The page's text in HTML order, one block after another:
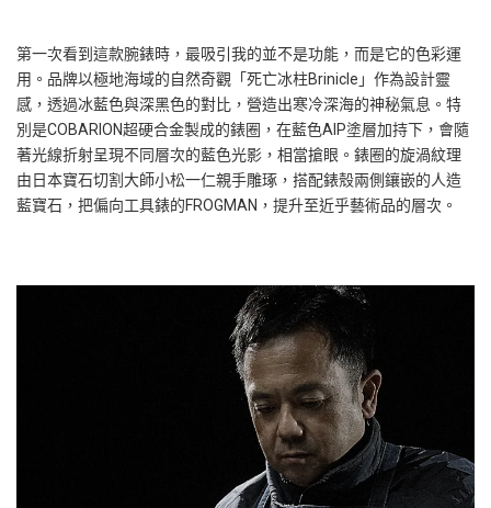
第一次看到這款腕錶時，最吸引我的並不是功能，而是它的色彩運
用。品牌以極地海域的自然奇觀「死亡冰柱Brinicle」作為設計靈
感，透過冰藍色與深黑色的對比，營造出寒冷深海的神秘氣息。特
別是COBARION超硬合金製成的錶圈，在藍色AIP塗層加持下，會隨
著光線折射呈現不同層次的藍色光影，相當搶眼。錶圈的旋渦紋理
由日本寶石切割大師小松一仁親手雕琢，搭配錶殼兩側鑲嵌的人造
藍寶石，把偏向工具錶的FROGMAN，提升至近乎藝術品的層次。